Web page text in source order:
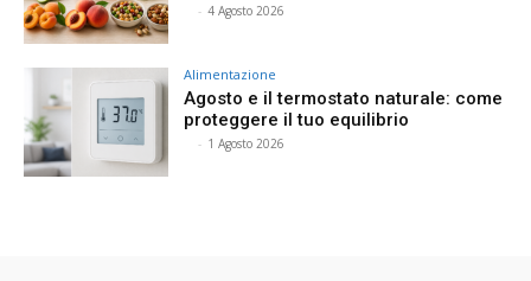
- 4 Agosto 2026
Alimentazione
Agosto e il termostato naturale: come
proteggere il tuo equilibrio
- 1 Agosto 2026